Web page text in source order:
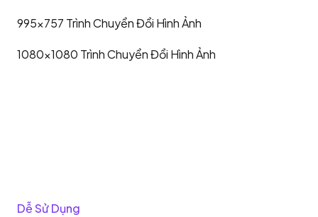
995x757 Trình Chuyển Đổi Hình Ảnh
1080x1080 Trình Chuyển Đổi Hình Ảnh
Dễ Sử Dụng